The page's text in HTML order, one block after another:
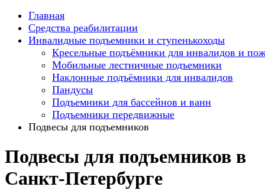
Главная
Средства реабилитации
Инвалидные подъемники и ступенькоходы
Кресельные подъёмники для инвалидов и
Мобильные лестничные подъемники
Наклонные подъёмники для инвалидов
Пандусы
Подъемники для бассейнов и ванн
Подъемники передвижные
Подвесы для подъемников
Подвесы для подъемников в
Санкт-Петербурге